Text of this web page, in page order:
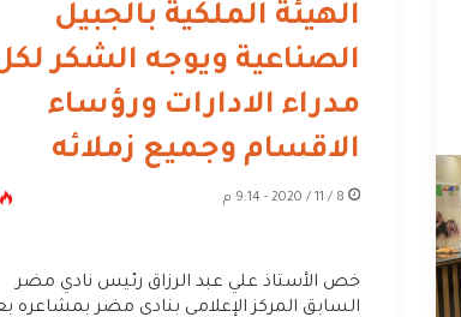
الهيئة الملكية بالجبيل
الصناعية ويوجه الشكر
مدراء الادارات ورؤساء
الاقسام وجميع زملائه
8 / 11 / 2020 - 9:14 م
خص الأستاذ علي عبد الرزاق رئيس نادي مضر
السابق المركز الإعلامي بنادي مضر بمشاعره